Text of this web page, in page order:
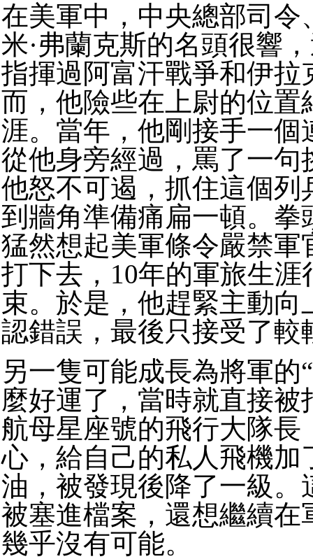
在美軍中，中央總部司令
米·弗蘭克斯的名頭很響
指揮過阿富汗戰爭和伊拉
而，他險些在上尉的位置
涯。當年，他剛接手一個
從他身旁經過，罵了一句
他怒不可遏，抓住這個列
到牆角準備痛扁一頓。拳
猛然想起美軍條令嚴禁軍
打下去，10年的軍旅生涯
束。於是，他趕緊主動向
認錯誤，最後只接受了較
另一隻可能成長為將軍的
麼好運了，當時就直接被
航母星座號的飛行大隊長
心，給自己的私人飛機加
油，被發現後降了一級。
被塞進檔案，還想繼續在
幾乎沒有可能。